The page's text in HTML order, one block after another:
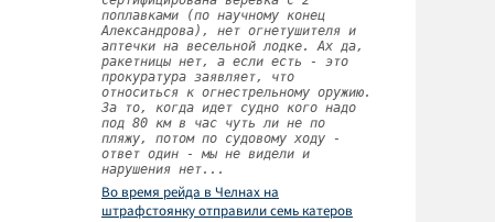
поплавками (по научному конец
Александрова), нет огнетушителя и
аптечки на весельной лодке. Ах да,
ракетницы нет, а если есть - это
прокуратура заявляет, что
относиться к огнестрельному оружию.
За то, когда идет судно кого надо
под 80 км в час чуть ли не по
пляжу, потом по судовому ходу -
ответ один - мы не видели и
нарушения нет...
Во время рейда в Челнах на
штрафстоянку отправили семь катеров